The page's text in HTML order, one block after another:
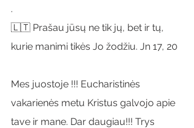
.
🇱🇹 Prašau jūsų ne tik jų, bet ir tų,
kurie manimi tikės Jo žodžiu. Jn 17, 20
Mes juostoje !!! Eucharistinės
vakarienės metu Kristus galvojo apie
tave ir mane. Dar daugiau!!! Trys